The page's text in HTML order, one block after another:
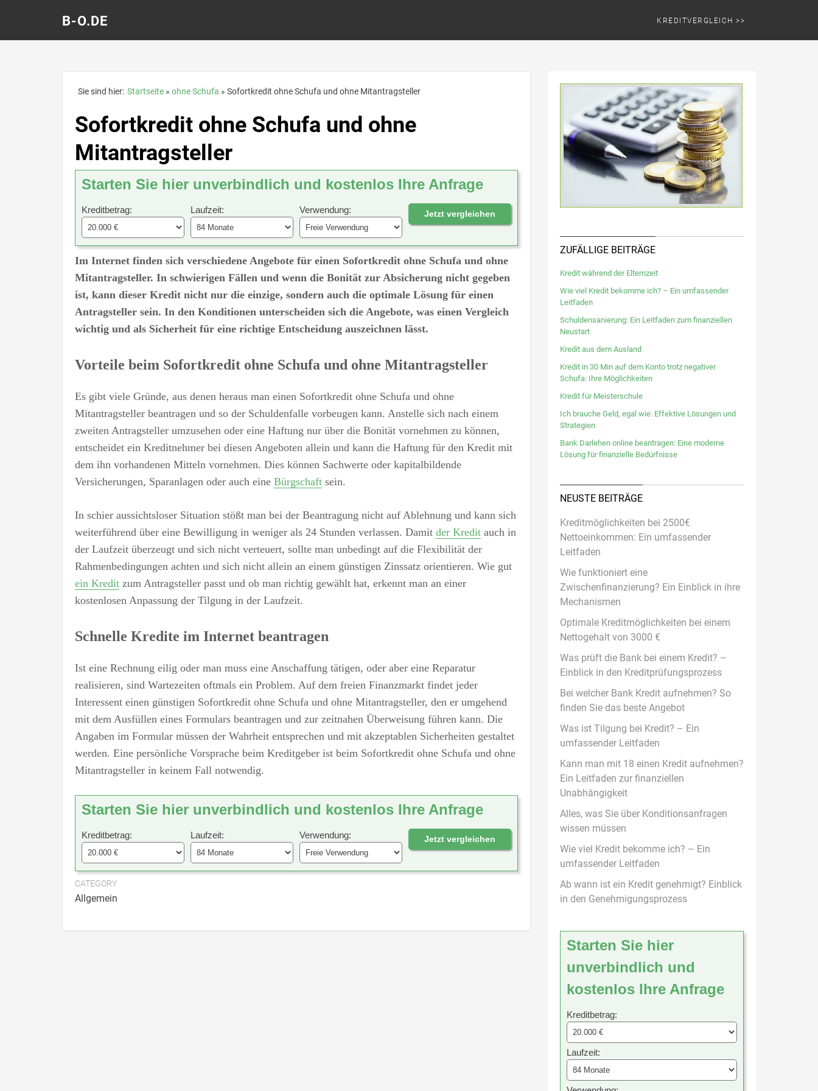
B-O.DE KREDITVERGLEICH >>
Sie sind hier: Startseite ohne Schufa Sofortkredit ohne Schufa und ohne Mitantragsteller
Sofortkredit ohne Schufa und ohne
Mitantragsteller
Starten Sie hier unverbindlich und kostenlos Ihre Anfrage
Kreditbetrag: Laufzeit: Verwendung: Jetzt vergleichen
Im Internet finden sich verschiedene Angebote für einen Sofortkredit ohne Schufa und ohne
Mitantragsteller. In schwierigen Fällen und wenn die Bonität zur Absicherung nicht gegeben
ist, kann dieser Kredit nicht nur die einzige, sondern auch die optimale Lösung für einen
Antragsteller sein. In den Konditionen unterscheiden sich die Angebote, was einen Vergleich
wichtig und als Sicherheit für eine richtige Entscheidung auszeichnen lässt.
Vorteile beim Sofortkredit ohne Schufa und ohne Mitantragsteller
Es gibt viele Gründe, aus denen heraus man einen Sofortkredit ohne Schufa und ohne
Mitantragsteller beantragen und so der Schuldenfalle vorbeugen kann. Anstelle sich nach einem
zweiten Antragsteller umzusehen oder eine Haftung nur über die Bonität vornehmen zu können,
entscheidet ein Kreditnehmer bei diesen Angeboten allein und kann die Haftung für den Kredit mit
dem ihn vorhandenen Mitteln vornehmen. Dies können Sachwerte oder kapitalbildende
Versicherungen, Sparanlagen oder auch eine Bürgschaft sein.
In schier aussichtsloser Situation stößt man bei der Beantragung nicht auf Ablehnung und kann sich
weiterführend über eine Bewilligung in weniger als 24 Stunden verlassen. Damit der Kredit auch in
der Laufzeit überzeugt und sich nicht verteuert, sollte man unbedingt auf die Flexibilität der
Rahmenbedingungen achten und sich nicht allein an einem günstigen Zinssatz orientieren. Wie gut
ein Kredit zum Antragsteller passt und ob man richtig gewählt hat, erkennt man an einer
kostenlosen Anpassung der Tilgung in der Laufzeit.
Schnelle Kredite im Internet beantragen
Ist eine Rechnung eilig oder man muss eine Anschaffung tätigen, oder aber eine Reparatur
realisieren, sind Wartezeiten oftmals ein Problem. Auf dem freien Finanzmarkt findet jeder
Interessent einen günstigen Sofortkredit ohne Schufa und ohne Mitantragsteller, den er umgehend
mit dem Ausfüllen eines Formulars beantragen und zur zeitnahen Überweisung führen kann. Die
Angaben im Formular müssen der Wahrheit entsprechen und mit akzeptablen Sicherheiten gestaltet
werden. Eine persönliche Vorsprache beim Kreditgeber ist beim Sofortkredit ohne Schufa und ohne
Mitantragsteller in keinem Fall notwendig.
Starten Sie hier unverbindlich und kostenlos Ihre Anfrage
Kreditbetrag: Laufzeit: Verwendung: Jetzt vergleichen
CATEGORY
Allgemein
ZUFÄLLIGE BEITRÄGE
Kredit während der Elternzeit
Wie viel Kredit bekomme ich? – Ein umfassender
Leitfaden
Schuldensanierung: Ein Leitfaden zum finanziellen
Neustart
Kredit aus dem Ausland
Kredit in 30 Min auf dem Konto trotz negativer
Schufa: Ihre Möglichkeiten
Kredit für Meisterschule
Ich brauche Geld, egal wie: Effektive Lösungen und
Strategien
Bank Darlehen online beantragen: Eine moderne
Lösung für finanzielle Bedürfnisse
NEUSTE BEITRÄGE
Kreditmöglichkeiten bei 2500€
Nettoeinkommen: Ein umfassender
Leitfaden
Wie funktioniert eine
Zwischenfinanzierung? Ein Einblick in ihre
Mechanismen
Optimale Kreditmöglichkeiten bei einem
Nettogehalt von 3000 €
Was prüft die Bank bei einem Kredit? –
Einblick in den Kreditprüfungsprozess
Bei welcher Bank Kredit aufnehmen? So
finden Sie das beste Angebot
Was ist Tilgung bei Kredit? – Ein
umfassender Leitfaden
Kann man mit 18 einen Kredit aufnehmen?
Ein Leitfaden zur finanziellen
Unabhängigkeit
Alles, was Sie über Konditionsanfragen
wissen müssen
Wie viel Kredit bekomme ich? – Ein
umfassender Leitfaden
Ab wann ist ein Kredit genehmigt? Einblick
in den Genehmigungsprozess
Starten Sie hier
unverbindlich und
kostenlos Ihre Anfrage
Kreditbetrag:
Laufzeit: